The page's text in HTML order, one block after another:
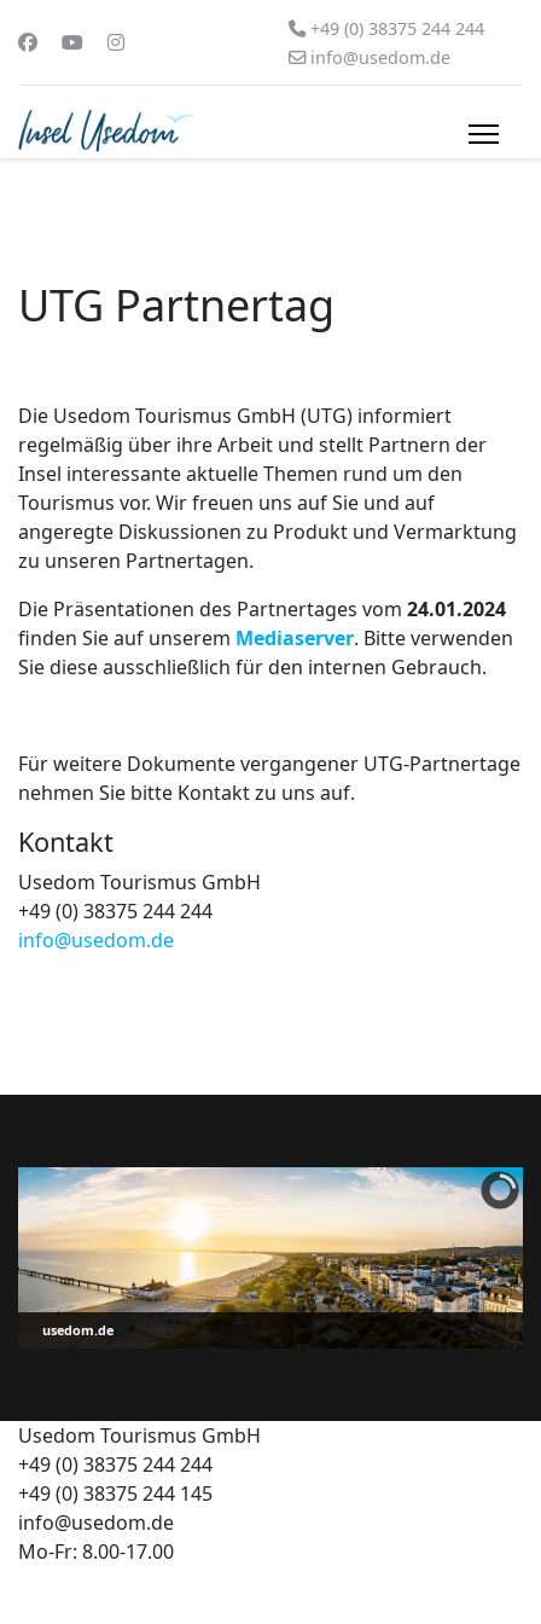
+49 (0) 38375 244 244
info@usedom.de
UTG Partnertag
Die Usedom Tourismus GmbH (UTG) informiert
regelmäßig über ihre Arbeit und stellt Partnern der
Insel interessante aktuelle Themen rund um den
Tourismus vor. Wir freuen uns auf Sie und auf
angeregte Diskussionen zu Produkt und Vermarktung
zu unseren Partnertagen.
Die Präsentationen des Partnertages vom 24.01.2024
finden Sie auf unserem Mediaserver. Bitte verwenden
Sie diese ausschließlich für den internen Gebrauch.
Für weitere Dokumente vergangener UTG-Partnertage
nehmen Sie bitte Kontakt zu uns auf.
Kontakt
Usedom Tourismus GmbH
+49 (0) 38375 244 244
info@usedom.de
usedom.de
Usedom Tourismus GmbH
+49 (0) 38375 244 244
+49 (0) 38375 244 145
info@usedom.de
Mo-Fr: 8.00-17.00